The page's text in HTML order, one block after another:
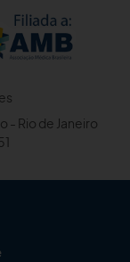
- Rio de Janeiro